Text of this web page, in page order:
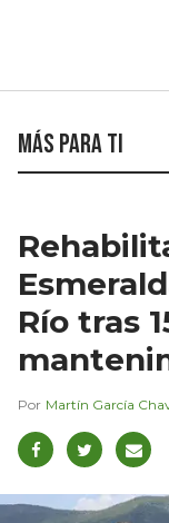
Más para ti
Río tras
Martín García